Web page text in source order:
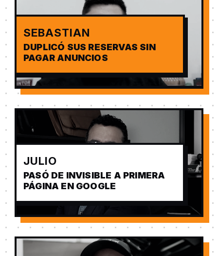
SEBASTIAN
DUPLICÓ SUS RESERVAS SIN
PAGAR ANUNCIOS
JULIO
PASÓ DE INVISIBLE A PRIMERA
PÁGINA EN GOOGLE